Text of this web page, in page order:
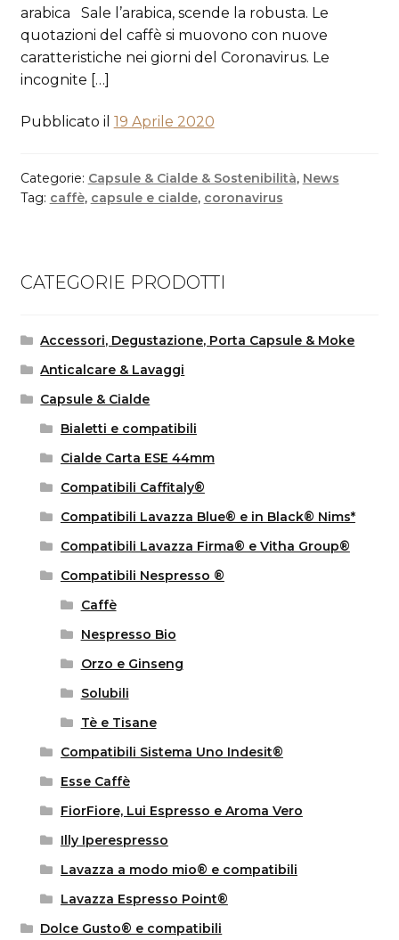
arabica Sale l’arabica, scende la robusta. Le
quotazioni del caffè si muovono con nuove
caratteristiche nei giorni del Coronavirus. Le
incognite […]
Pubblicato il 19 Aprile 2020
Categorie: Capsule & Cialde & Sostenibilità, News
Tag: caffè, capsule e cialde, coronavirus
CATEGORIE PRODOTTI
Accessori, Degustazione, Porta Capsule & Moke
Anticalcare & Lavaggi
Capsule & Cialde
Bialetti e compatibili
Cialde Carta ESE 44mm
Compatibili Caffitaly®
Compatibili Lavazza Blue® e in Black® Nims*
Compatibili Lavazza Firma® e Vitha Group®
Compatibili Nespresso ®
Caffè
Nespresso Bio
Orzo e Ginseng
Solubili
Tè e Tisane
Compatibili Sistema Uno Indesit®
Esse Caffè
FiorFiore, Lui Espresso e Aroma Vero
Illy Iperespresso
Lavazza a modo mio® e compatibili
Lavazza Espresso Point®
Dolce Gusto® e compatibili